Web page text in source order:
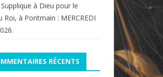
à Dieu pour le
Roi, à Pontmain : MERCREDI
RÉCENTS